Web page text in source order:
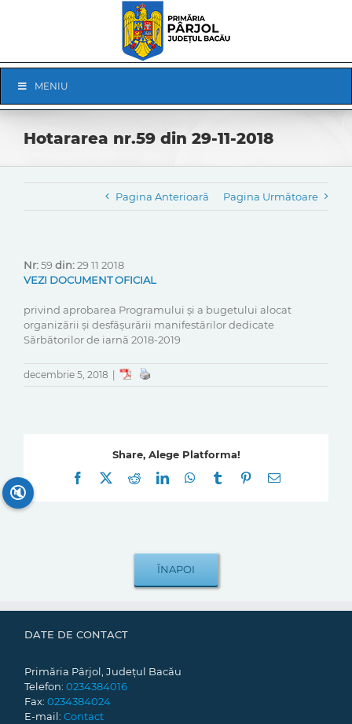
Navigation
MENIU
Hotararea nr.59 din 29-11-2018
Pagina Anterioară Pagina Următoare
Nr:59din:29 11 2018
VEZI DOCUMENT OFICIAL
privind aprobarea Programului și a bugetului alocat
organizării și desfășurării manifestărilor dedicate
Sărbătorilor de iarnă 2018-2019
decembrie 5, 2018
Share, Alege Platforma!
Facebook
RedditLinkedInWhatsApp
Tumblr Pinterest
E-
DATE DE CONTACT
Primăria Pârjol, Județul Bacău
Telefon: 0234384016
Fax: 0234384024
E-mail: Contact
🔇